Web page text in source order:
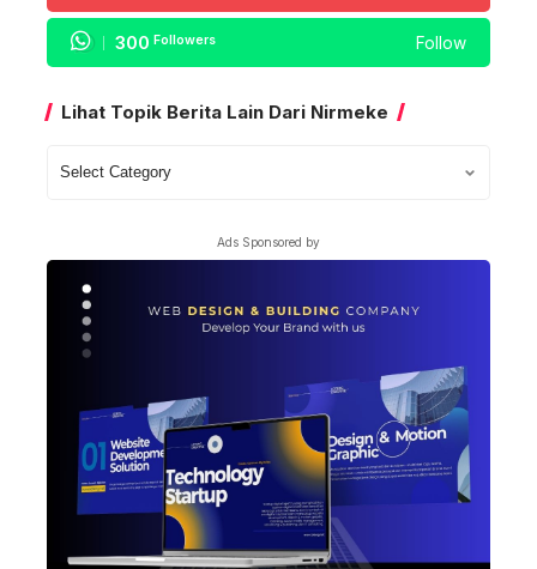
300 Followers Follow
Lihat Topik Berita Lain Dari Nirmeke
Nirmeke
Ads Sponsored by